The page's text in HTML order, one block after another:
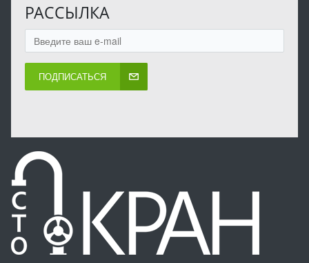
РАССЫЛКА
ПОДПИСАТЬСЯ